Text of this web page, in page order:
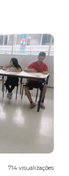
714 visualizações